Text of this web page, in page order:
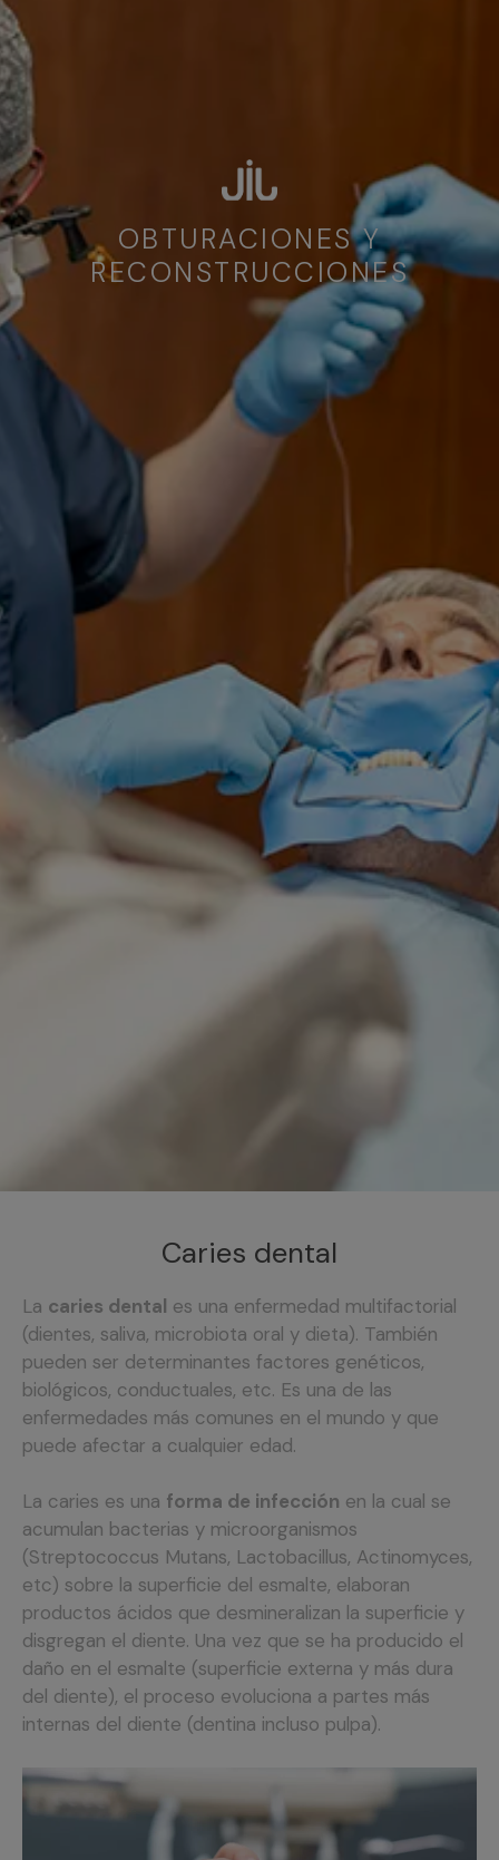
OBTURACIONES Y
RECONSTRUCCIONES
Caries dental
La caries dental es una enfermedad multifactorial
(dientes, saliva, microbiota oral y dieta). También
pueden ser determinantes factores genéticos,
biológicos, conductuales, etc. Es una de las
enfermedades más comunes en el mundo y que
puede afectar a cualquier edad.
La caries es una forma de infección en la cual se
acumulan bacterias y microorganismos
(Streptococcus Mutans, Lactobacillus, Actinomyces,
etc) sobre la superficie del esmalte, elaboran
productos ácidos que desmineralizan la superficie y
disgregan el diente. Una vez que se ha producido el
daño en el esmalte (superficie externa y más dura
del diente), el proceso evoluciona a partes más
internas del diente (dentina incluso pulpa).